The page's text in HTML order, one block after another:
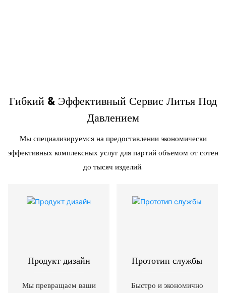
Гибкий & Эффективный Сервис Литья Под
Давлением
Мы специализируемся на предоставлении экономически
эффективных комплексных услуг для партий объемом от сотен
до тысяч изделий.
Продукт дизайн
Мы превращаем ваши
Прототип службы
Быстро и экономично